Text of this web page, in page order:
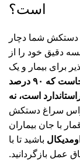
است؟
شما دچار
دقیق خود را از
برای بیمار و یک
شوک بزرگ اینجاست که ۹۰ درصد
است، نه
سراغ دستکش
با جان بیماران
باشید تا با
عمل بازگردانید.